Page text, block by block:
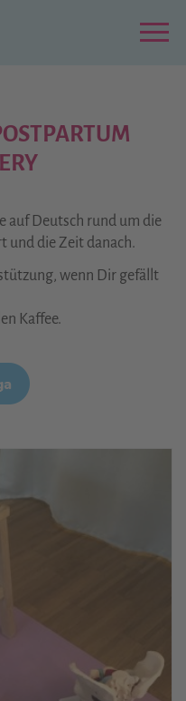
auf Deutsch rund um die
und die Zeit danach.
wenn Dir gefällt
Kaffee.